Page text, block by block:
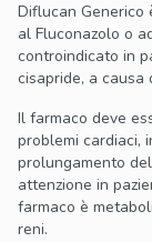
Diflucan Generico
al Fluconazolo o
controindicato in
cisapride, a causa
Il farmaco deve
problemi cardiaci,
prolungamento
attenzione in
farmaco è
reni.